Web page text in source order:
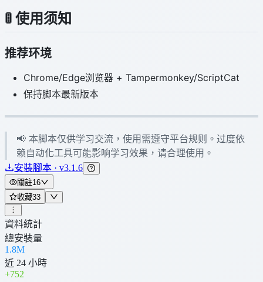
🚦 使用须知
推荐环境
Chrome/Edge浏览器 + Tampermonkey/ScriptCat
保持脚本最新版本
📢 本脚本仅供学习交流，使用需遵守平台规则。过度依
赖自动化工具可能影响学习效果，请合理使用。
安裝腳本 · v3.1.6
關註16
收藏33
資料統計
總安裝量
1.8M
近 24 小時
+752